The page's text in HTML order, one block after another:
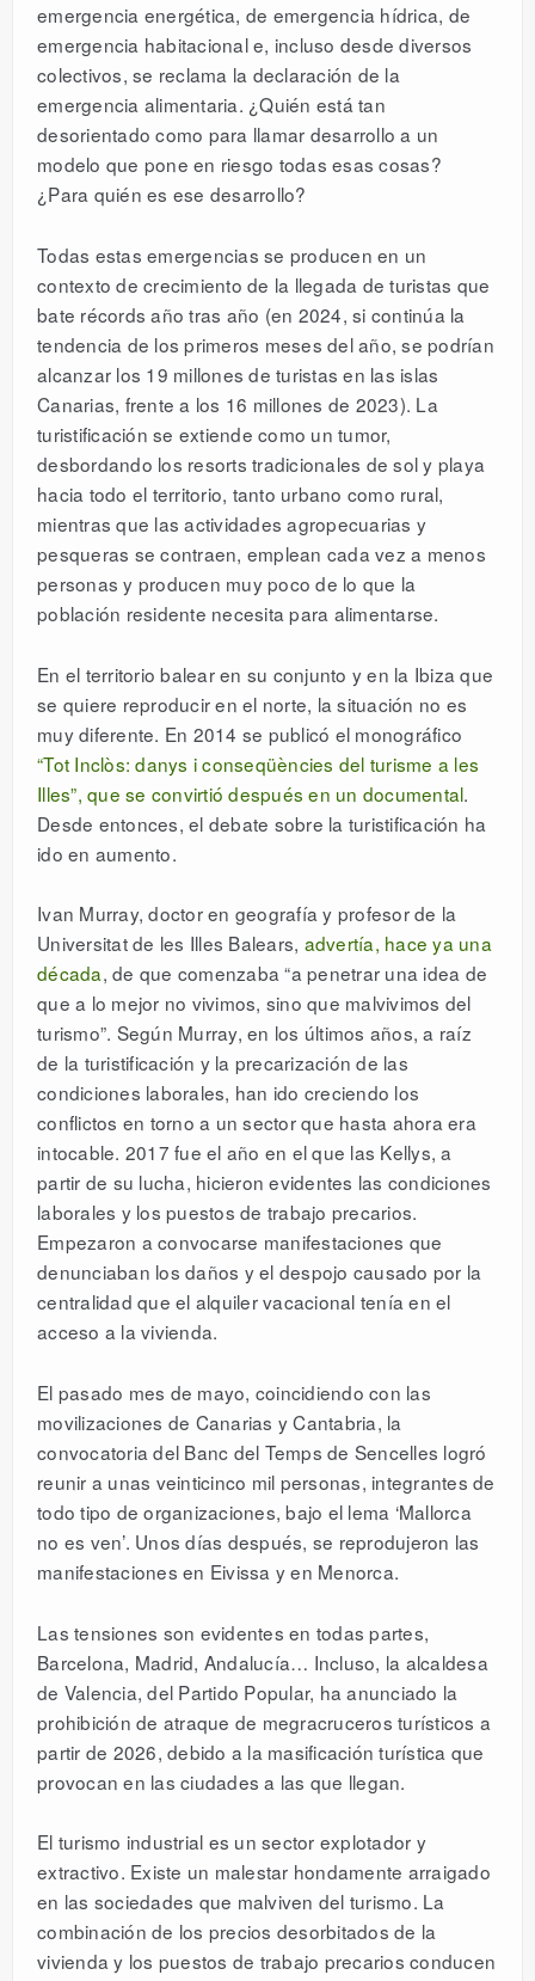
emergencia energética, de emergencia hídrica, de
emergencia habitacional e, incluso desde diversos
colectivos, se reclama la declaración de la
emergencia alimentaria. ¿Quién está tan
desorientado como para llamar desarrollo a un
modelo que pone en riesgo todas esas cosas?
¿Para quién es ese desarrollo?
Todas estas emergencias se producen en un
contexto de crecimiento de la llegada de turistas que
bate récords año tras año (en 2024, si continúa la
tendencia de los primeros meses del año, se podrían
alcanzar los 19 millones de turistas en las islas
Canarias, frente a los 16 millones de 2023). La
turistificación se extiende como un tumor,
desbordando los resorts tradicionales de sol y playa
hacia todo el territorio, tanto urbano como rural,
mientras que las actividades agropecuarias y
pesqueras se contraen, emplean cada vez a menos
personas y producen muy poco de lo que la
población residente necesita para alimentarse.
En el territorio balear en su conjunto y en la Ibiza que
se quiere reproducir en el norte, la situación no es
muy diferente. En 2014 se publicó el monográfico
“Tot Inclòs: danys i conseqüències del turisme a les
Illes”, que se convirtió después en un documental.
Desde entonces, el debate sobre la turistificación ha
ido en aumento.
Ivan Murray, doctor en geografía y profesor de la
Universitat de les Illes Balears, advertía, hace ya una
década, de que comenzaba “a penetrar una idea de
que a lo mejor no vivimos, sino que malvivimos del
turismo”. Según Murray, en los últimos años, a raíz
de la turistificación y la precarización de las
condiciones laborales, han ido creciendo los
conflictos en torno a un sector que hasta ahora era
intocable. 2017 fue el año en el que las Kellys, a
partir de su lucha, hicieron evidentes las condiciones
laborales y los puestos de trabajo precarios.
Empezaron a convocarse manifestaciones que
denunciaban los daños y el despojo causado por la
centralidad que el alquiler vacacional tenía en el
acceso a la vivienda.
El pasado mes de mayo, coincidiendo con las
movilizaciones de Canarias y Cantabria, la
convocatoria del Banc del Temps de Sencelles logró
reunir a unas veinticinco mil personas, integrantes de
todo tipo de organizaciones, bajo el lema ‘Mallorca
no es ven’. Unos días después, se reprodujeron las
manifestaciones en Eivissa y en Menorca.
Las tensiones son evidentes en todas partes,
Barcelona, Madrid, Andalucía… Incluso, la alcaldesa
de Valencia, del Partido Popular, ha anunciado la
prohibición de atraque de megracruceros turísticos a
partir de 2026, debido a la masificación turística que
provocan en las ciudades a las que llegan.
El turismo industrial es un sector explotador y
extractivo. Existe un malestar hondamente arraigado
en las sociedades que malviven del turismo. La
combinación de los precios desorbitados de la
vivienda y los puestos de trabajo precarios conducen